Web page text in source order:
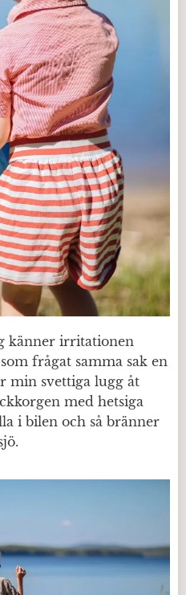
känner irritationen
frågat samma sak en
min svettiga lugg åt
med hetsiga
i bilen och så bränner